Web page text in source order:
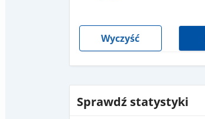
Wyczyść
Sprawdź statystyki